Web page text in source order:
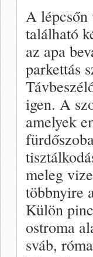
A lépcsőn
található
az apa
parkettás
igen. A
amelyek
meleg
többnyire
Külön
ostroma
sváb,